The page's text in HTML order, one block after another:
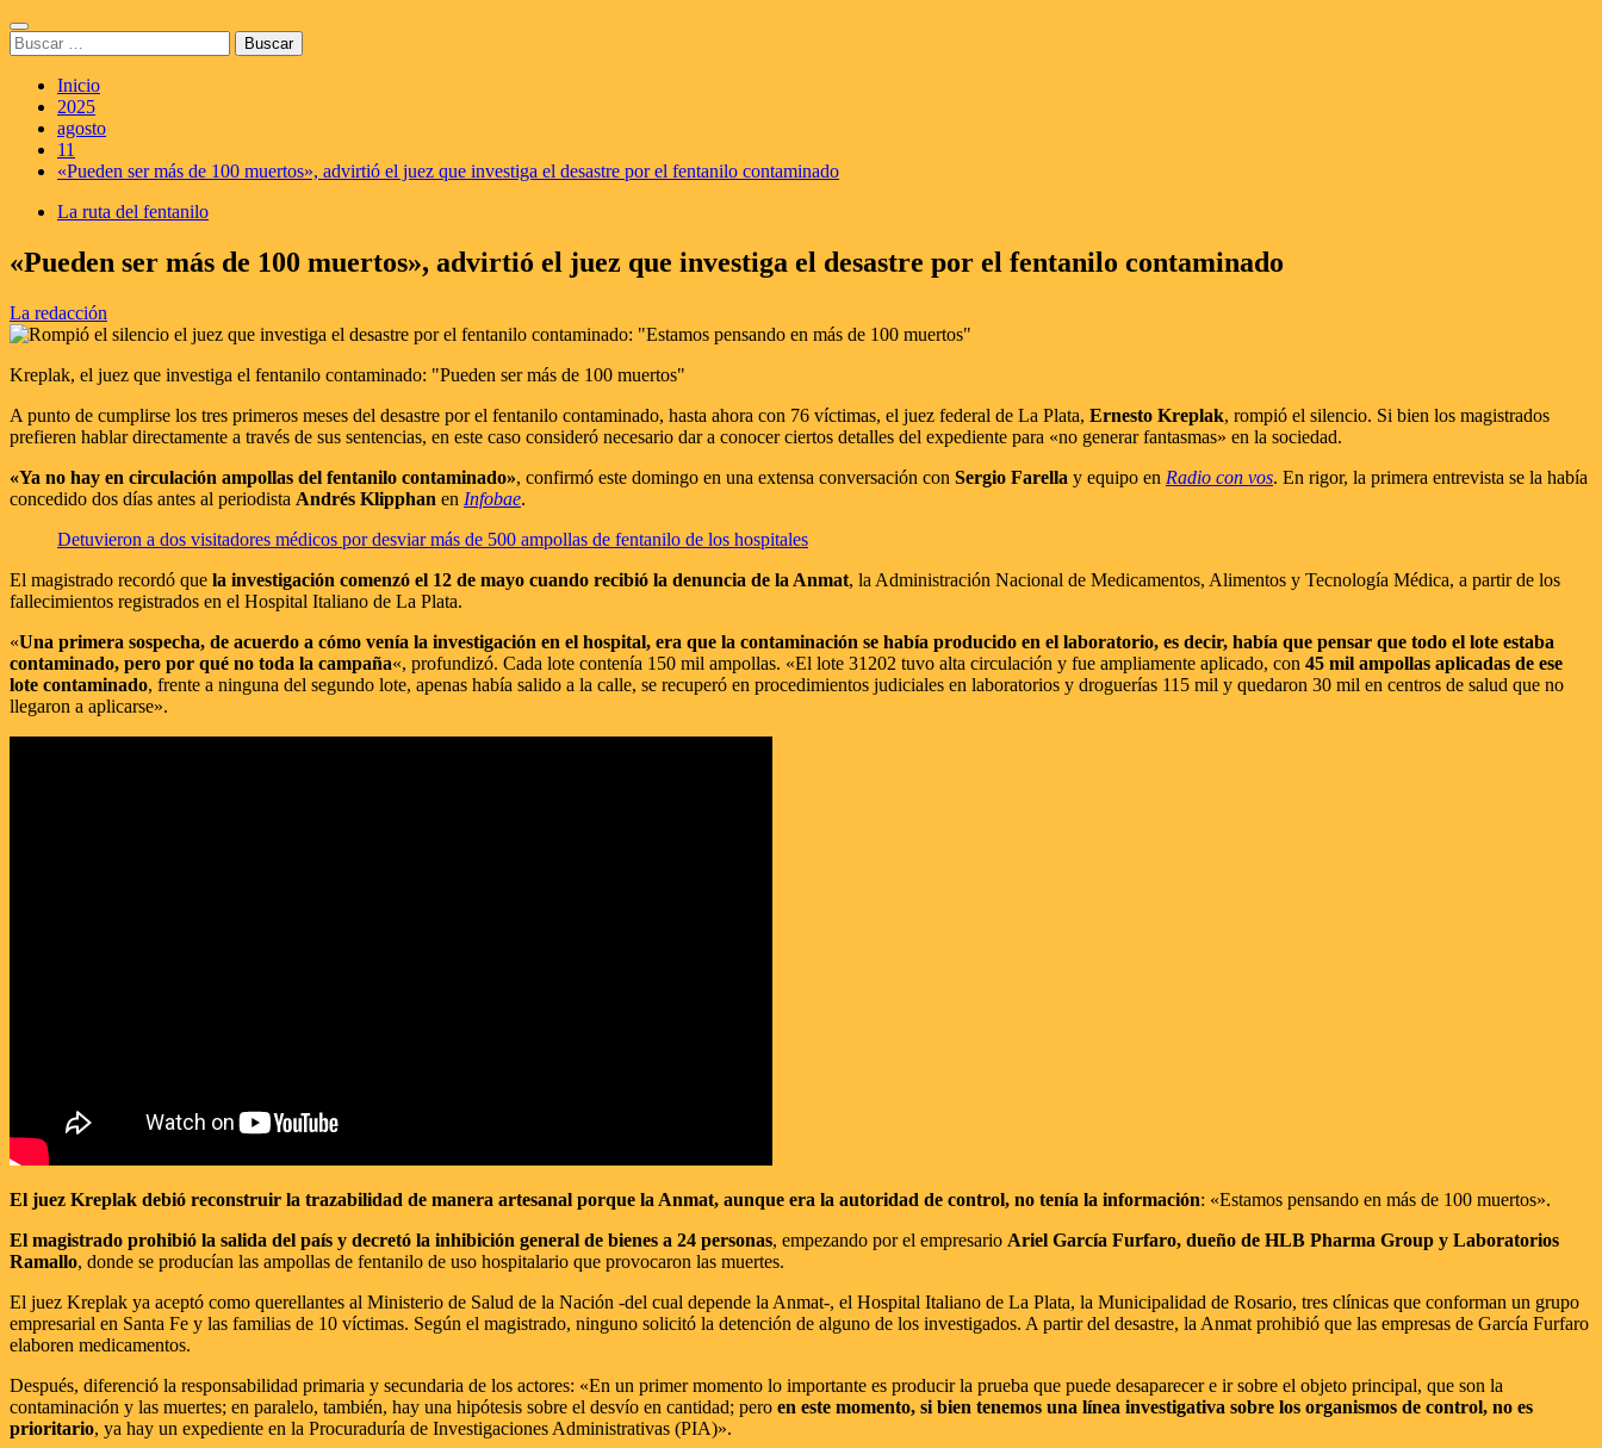
Saltar
al
contenido
Menú
principal
Buscar:
Inicio
2025
agosto
11
«Pueden ser más de 100 muertos», advirtió el juez que investiga el desastre por el fentanilo contaminado
La ruta del fentanilo
«Pueden ser más de 100 muertos», advirtió el juez que investiga el desastre por el fentanilo contaminado
La redacción
Kreplak, el juez que investiga el fentanilo contaminado: "Pueden ser más de 100 muertos"
A punto de cumplirse los tres primeros meses del desastre por el fentanilo contaminado, hasta ahora con 76 víctimas, el juez federal de La Plata, Ernesto Kreplak, rompió el silencio. Si bien los magistrados
prefieren hablar directamente a través de sus sentencias, en este caso consideró necesario dar a conocer ciertos detalles del expediente para «no generar fantasmas» en la sociedad.
«Ya no hay en circulación ampollas del fentanilo contaminado», confirmó este domingo en una extensa conversación con Sergio Farella y equipo en Radio con vos. En rigor, la primera entrevista se la había
concedido dos días antes al periodista Andrés Klipphan en Infobae.
Detuvieron a dos visitadores médicos por desviar más de 500 ampollas de fentanilo de los hospitales
El magistrado recordó que la investigación comenzó el 12 de mayo cuando recibió la denuncia de la Anmat, la Administración Nacional de Medicamentos, Alimentos y Tecnología Médica, a partir de los
fallecimientos registrados en el Hospital Italiano de La Plata.
«Una primera sospecha, de acuerdo a cómo venía la investigación en el hospital, era que la contaminación se había producido en el laboratorio, es decir, había que pensar que todo el lote estaba
contaminado, pero por qué no toda la campaña«, profundizó. Cada lote contenía 150 mil ampollas. «El lote 31202 tuvo alta circulación y fue ampliamente aplicado, con 45 mil ampollas aplicadas de ese
lote contaminado, frente a ninguna del segundo lote, apenas había salido a la calle, se recuperó en procedimientos judiciales en laboratorios y droguerías 115 mil y quedaron 30 mil en centros de salud que no
llegaron a aplicarse».
El juez Kreplak debió reconstruir la trazabilidad de manera artesanal porque la Anmat, aunque era la autoridad de control, no tenía la información: «Estamos pensando en más de 100 muertos».
El magistrado prohibió la salida del país y decretó la inhibición general de bienes a 24 personas, empezando por el empresario Ariel García Furfaro, dueño de HLB Pharma Group y Laboratorios
Ramallo, donde se producían las ampollas de fentanilo de uso hospitalario que provocaron las muertes.
El juez Kreplak ya aceptó como querellantes al Ministerio de Salud de la Nación -del cual depende la Anmat-, el Hospital Italiano de La Plata, la Municipalidad de Rosario, tres clínicas que conforman un grupo
empresarial en Santa Fe y las familias de 10 víctimas. Según el magistrado, ninguno solicitó la detención de alguno de los investigados. A partir del desastre, la Anmat prohibió que las empresas de García Furfaro
elaboren medicamentos.
Después, diferenció la responsabilidad primaria y secundaria de los actores: «En un primer momento lo importante es producir la prueba que puede desaparecer e ir sobre el objeto principal, que son la
contaminación y las muertes; en paralelo, también, hay una hipótesis sobre el desvío en cantidad; pero en este momento, si bien tenemos una línea investigativa sobre los organismos de control, no es
prioritario, ya hay un expediente en la Procuraduría de Investigaciones Administrativas (PIA)».